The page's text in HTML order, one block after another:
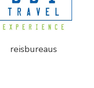
reisbureaus